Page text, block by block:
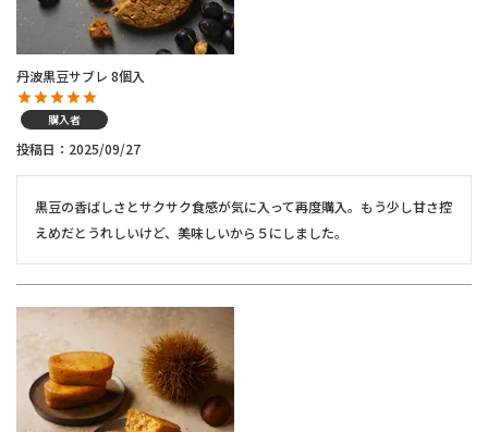
丹波黒豆サブレ 8個入
購入者
投稿日 2025/09/27
黒豆の香ばしさとサクサク食感が気に入って再度購入。もう少し甘さ控
えめだとうれしいけど、美味しいから５にしました。